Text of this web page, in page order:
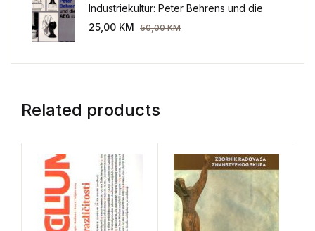
Industriekultur: Peter Behrens und die
AEG 1907-1914.
25,00 KM 50,00KM
Related products